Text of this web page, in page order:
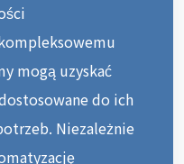
mogą uzyskać
do ich
Niezależnie